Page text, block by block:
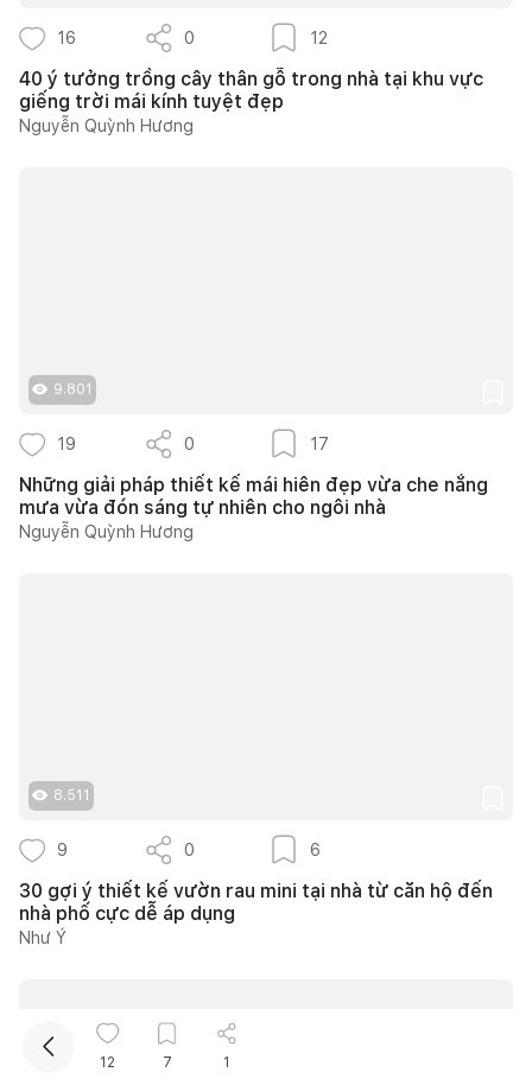
16 0 12
40 ý tưởng trồng cây thân gỗ trong nhà tại khu vực
giếng trời mái kính tuyệt đẹp
Nguyễn Quỳnh Hương
9.801
19 0 17
Những giải pháp thiết kế mái hiên đẹp vừa che nắng
mưa vừa đón sáng tự nhiên cho ngôi nhà
Nguyễn Quỳnh Hương
8.511
9 0 6
30 gợi ý thiết kế vườn rau mini tại nhà từ căn hộ đến
nhà phố cực dễ áp dụng
Như Ý
12 7 1
Mua sắm hoàn thiện nhà